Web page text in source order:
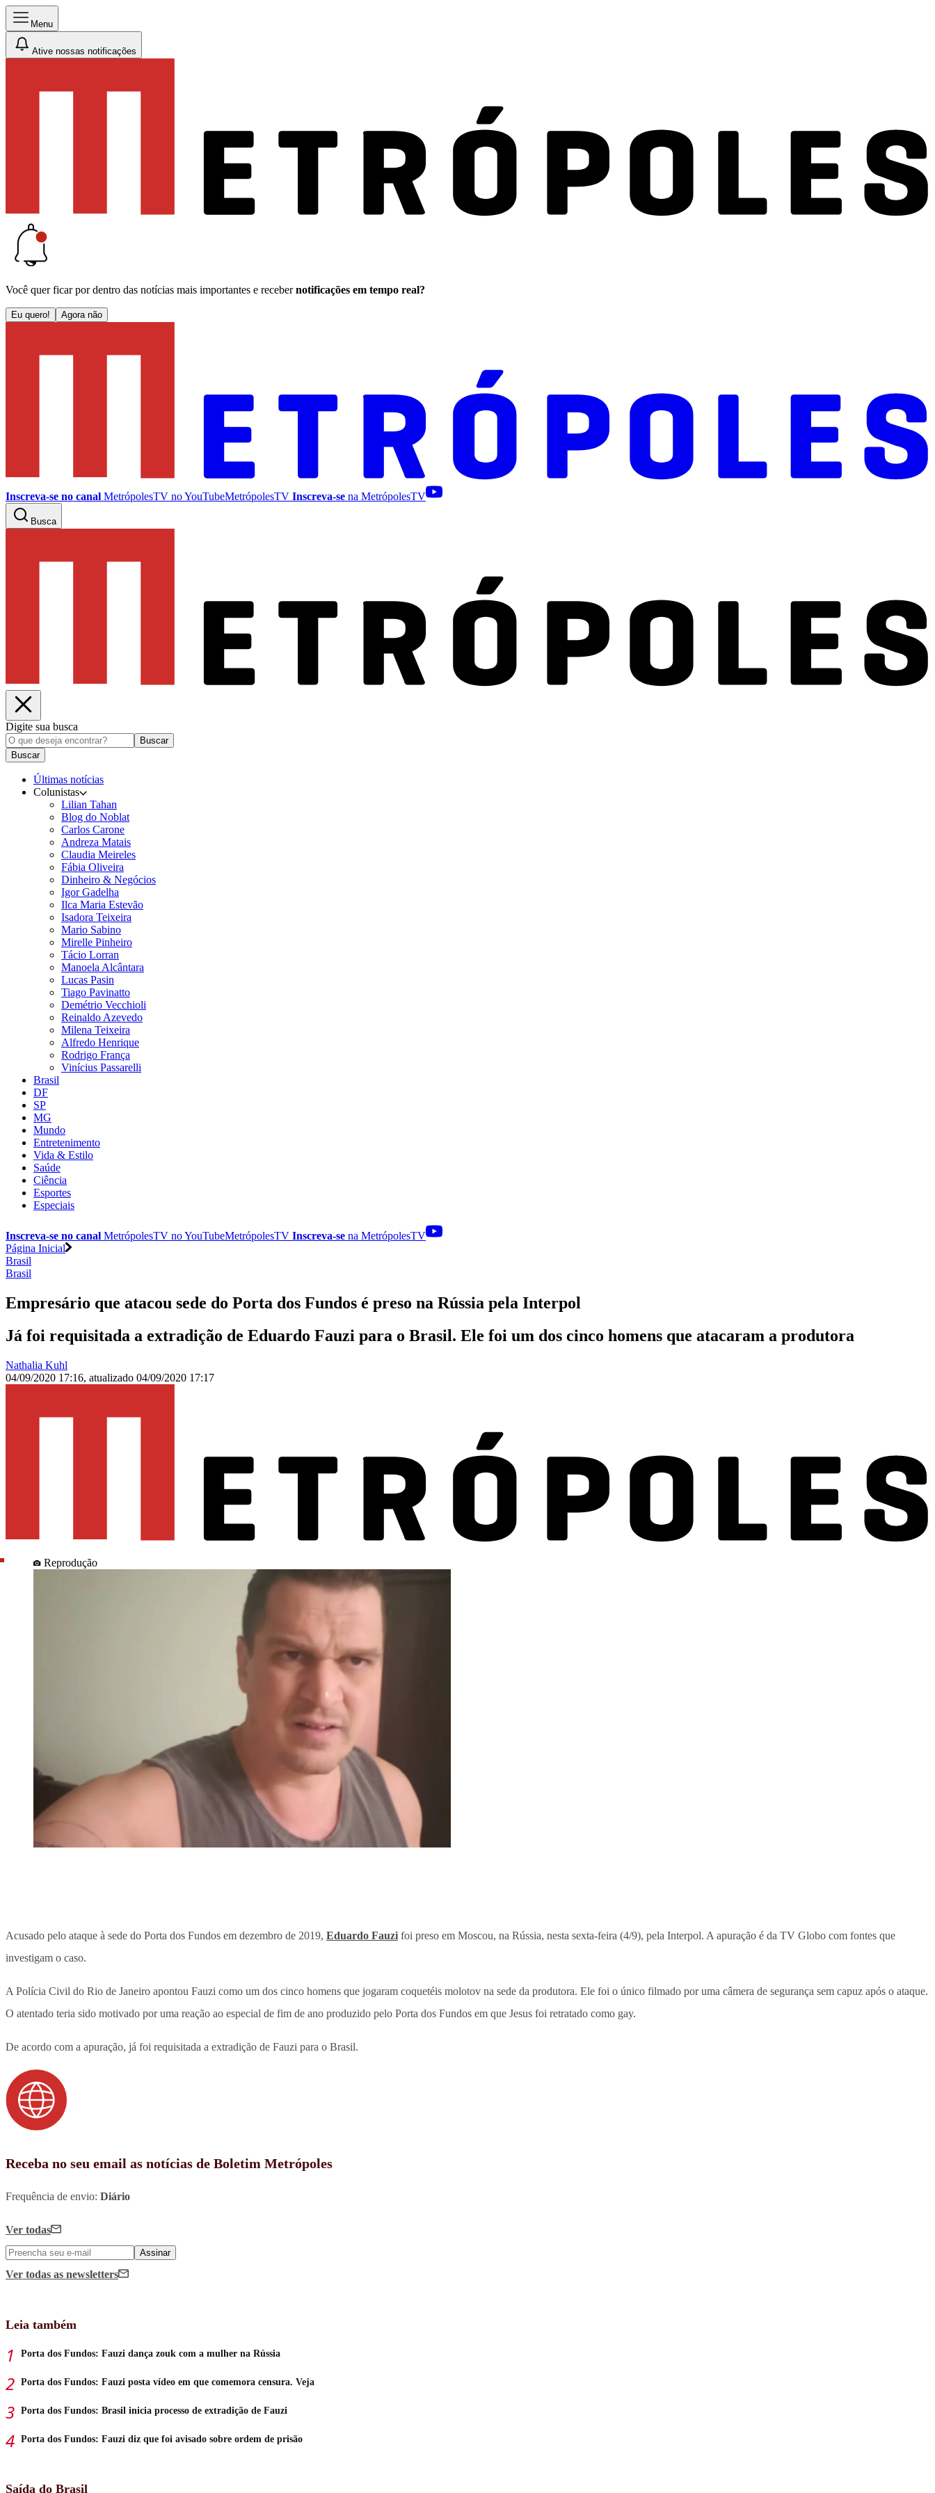
Menu
Ative nossas notificações
Você quer ficar por dentro das notícias mais importantes e receber notificações em tempo real?
Eu quero! Agora não
Inscreva-se no canal MetrópolesTV noYouTubeMetrópolesTV Inscreva-se na MetrópolesTV
Busca
Digite sua busca
Buscar
Buscar
Últimas notícias
Colunistas
Lilian Tahan
Blog do Noblat
Carlos Carone
Andreza Matais
Claudia Meireles
Fábia Oliveira
Dinheiro & Negócios
Igor Gadelha
Ilca Maria Estevão
Isadora Teixeira
Mario Sabino
Mirelle Pinheiro
Tácio Lorran
Manoela Alcântara
Lucas Pasin
Tiago Pavinatto
Demétrio Vecchioli
Reinaldo Azevedo
Milena Teixeira
Alfredo Henrique
Rodrigo França
Vinícius Passarelli
Brasil
DF
SP
MG
Mundo
Entretenimento
Vida & Estilo
Saúde
Ciência
Esportes
Especiais
Inscreva-se no canal MetrópolesTV noYouTubeMetrópolesTV Inscreva-se na MetrópolesTV
Página Inicial
Brasil
Brasil
Empresário que atacou sede do Porta dos Fundos é preso na Rússia pela Interpol
Já foi requisitada a extradição de Eduardo Fauzi para o Brasil. Ele foi um dos cinco homens que atacaram a produtora
Nathalia Kuhl
04/09/2020 17:16, atualizado 04/09/2020 17:17
Reprodução
Acusado pelo ataque à sede do Porta dos Fundos em dezembro de 2019, Eduardo Fauzi foi preso em Moscou, na Rússia, nesta sexta-feira (4/9), pela Interpol. A apuração é da TV Globo com fontes que
investigam o caso.
A Polícia Civil do Rio de Janeiro apontou Fauzi como um dos cinco homens que jogaram coquetéis molotov na sede da produtora. Ele foi o único filmado por uma câmera de segurança sem capuz após o ataque.
O atentado teria sido motivado por uma reação ao especial de fim de ano produzido pelo Porta dos Fundos em que Jesus foi retratado como gay.
De acordo com a apuração, já foi requisitada a extradição de Fauzi para o Brasil.
Receba no seu email as notícias de Boletim Metrópoles
Frequência de envio: Diário
Ver todas
Assinar
Ver todas as newsletters
Leia também
Porta dos Fundos: Fauzi dança zouk com a mulher na Rússia
Porta dos Fundos: Fauzi posta vídeo em que comemora censura. Veja
Porta dos Fundos: Brasil inicia processo de extradição de Fauzi
Porta dos Fundos: Fauzi diz que foi avisado sobre ordem de prisão
Saída do Brasil